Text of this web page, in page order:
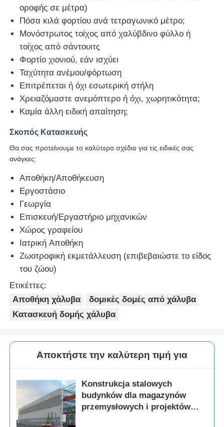
οροφής σε μέτρα)
Πόσα κιλά φορτίου ανά τετραγωνικό μέτρο;
Μονόστρωτος τοίχος από χαλύβδινο φύλλο ή
τοίχος από σάντουιτς
Φορτίο χιονιού, εάν ισχύει
Ταχύτητα ανέμου/φόρτωση
Επιτρέπεται ή όχι εσωτερική στήλη
Χρειαζόμαστε ανεμόπτερο ή όχι, χωρητικότητα;
Καμία άλλη ειδική απαίτηση;
Σκοπός Κατασκευής
Θα σας προτείνουμε το καλύτερο σχέδιο για τις ειδικές σας
ανάγκες:
Αποθήκη/Αποθήκευση
Εργοστάσιο
Γεωργία
Επισκευή/Εργαστήριο μηχανικών
Χώρος γραφείου
Ιατρική Αποθήκη
Ζωοτροφική εκμετάλλευση (επιβεβαιώστε το είδος
του ζώου)
Ετικέττες:
Αποθήκη χάλυβα
δομικές δομές από χάλυβα
Κατασκευή δομής χάλυβα
Αποκτήστε την καλύτερη τιμή για
Konstrukcja stalowych
budynków dla magazynów
przemysłowych i projektów